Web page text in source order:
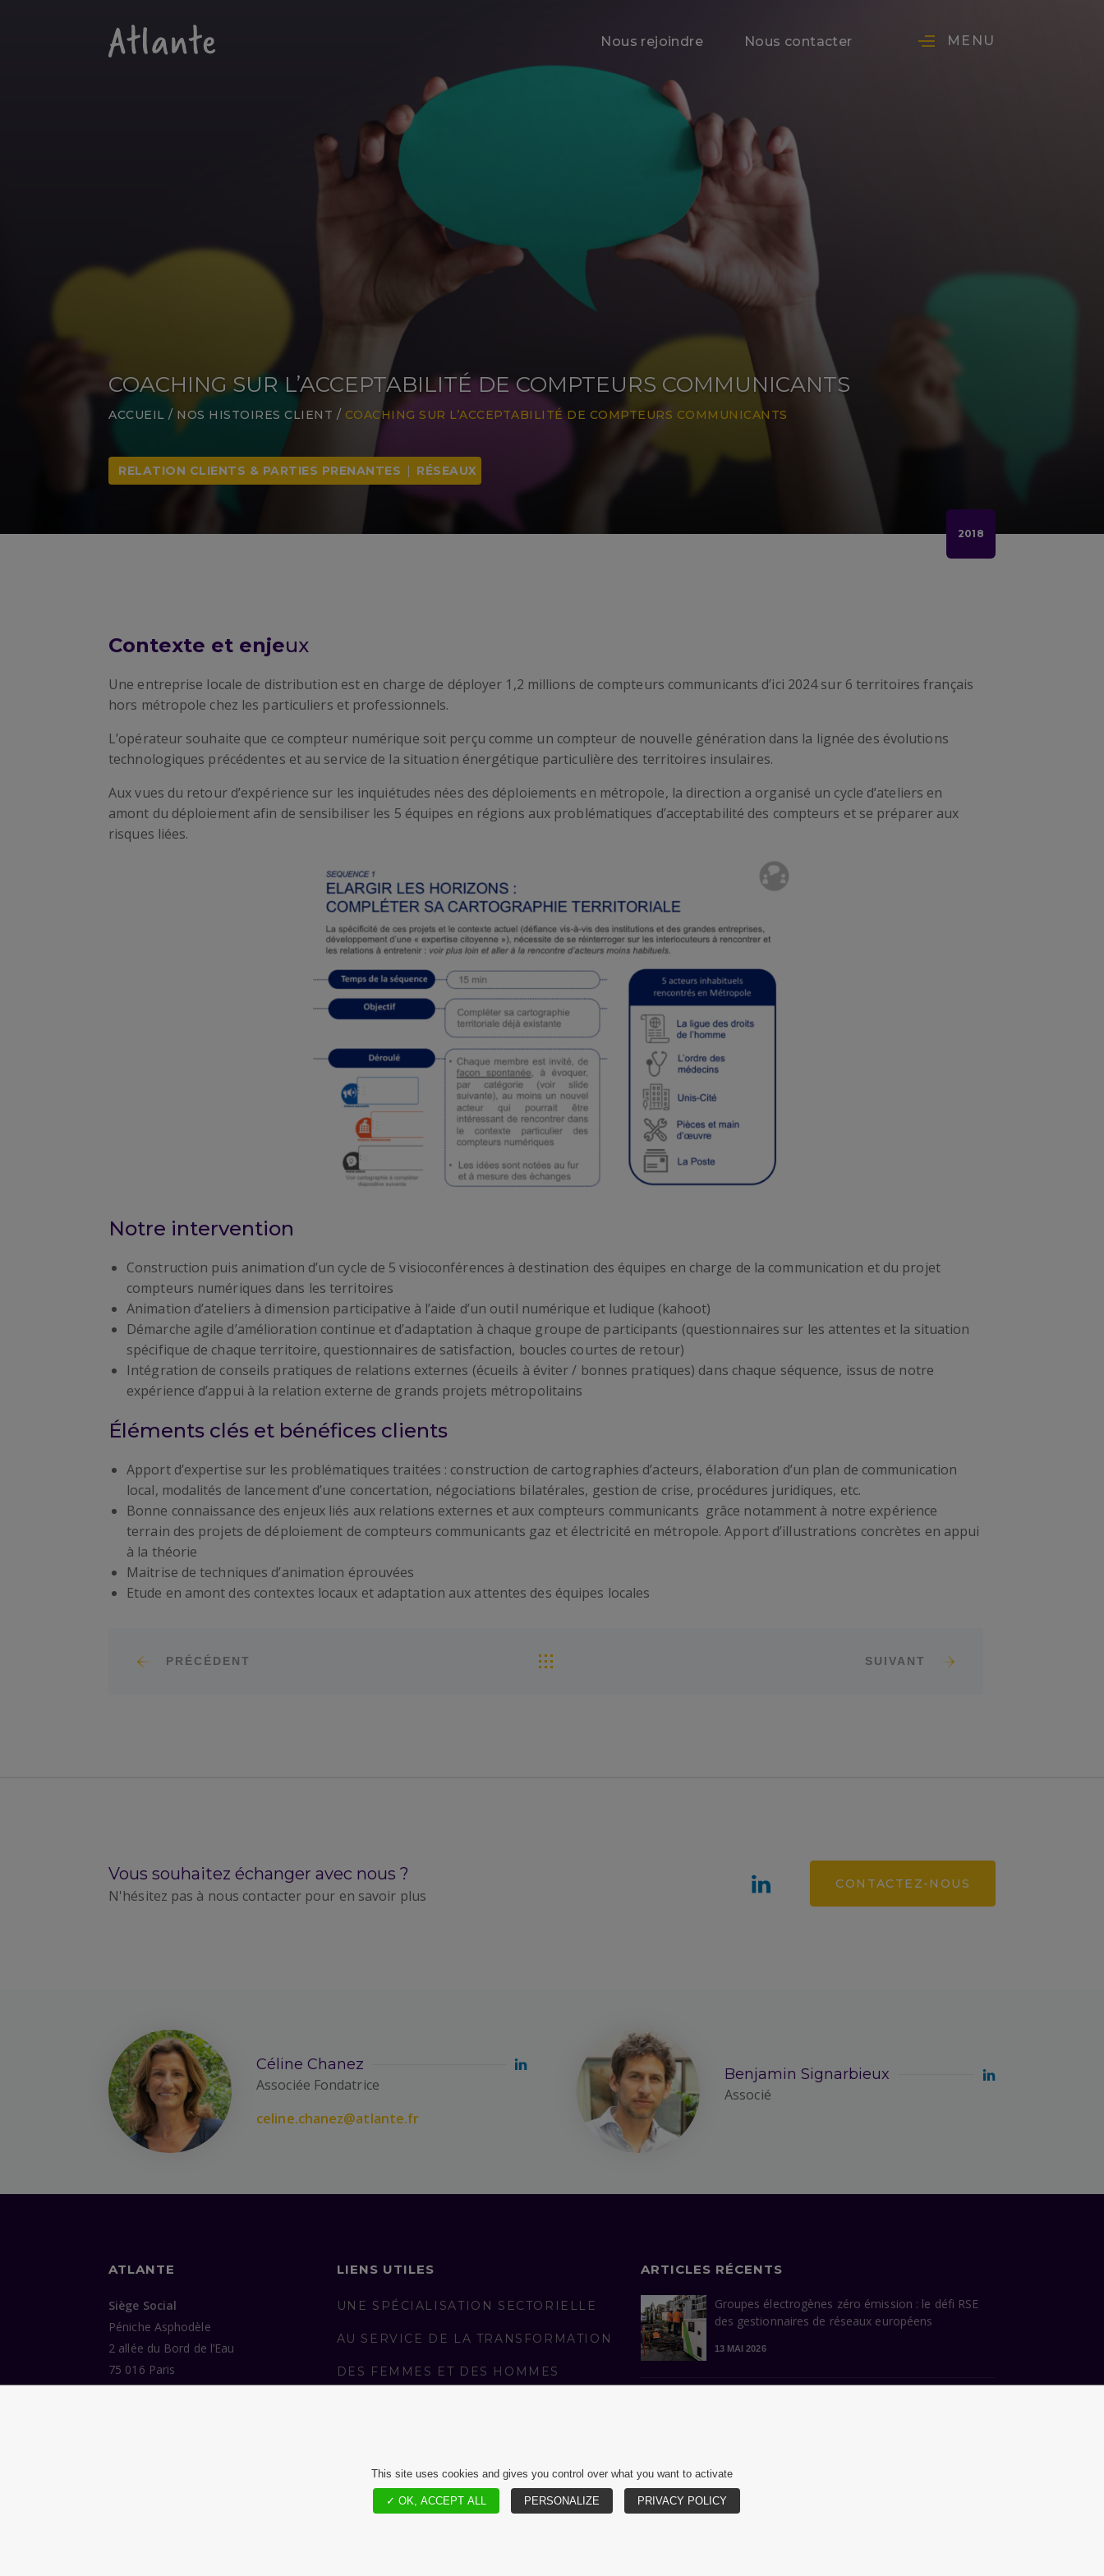
Nous rejoindre Nous contacter MENU
COACHING SUR L’ACCEPTABILITÉ DE COMPTEURS COMMUNICANTS
ACCUEIL / NOS HISTOIRES CLIENT / COACHING SUR L’ACCEPTABILITÉ DE COMPTEURS COMMUNICANTS
RELATION CLIENTS & PARTIES PRENANTES | RÉSEAUX
2018
Contexte et enjeux
Une entreprise locale de distribution est en charge de déployer 1,2 millions de compteurs communicants d’ici 2024 sur 6 territoires français
hors métropole chez les particuliers et professionnels.
L’opérateur souhaite que ce compteur numérique soit perçu comme un compteur de nouvelle génération dans la lignée des évolutions
technologiques précédentes et au service de la situation énergétique particulière des territoires insulaires.
Aux vues du retour d’expérience sur les inquiétudes nées des déploiements en métropole, la direction a organisé un cycle d’ateliers en
amont du déploiement afin de sensibiliser les 5 équipes en régions aux problématiques d’acceptabilité des compteurs et se préparer aux
risques liées.
Notre intervention
Construction puis animation d’un cycle de 5 visioconférences à destination des équipes en charge de la communication et du projet
compteurs numériques dans les territoires
Animation d’ateliers à dimension participative à l’aide d’un outil numérique et ludique (kahoot)
Démarche agile d’amélioration continue et d’adaptation à chaque groupe de participants (questionnaires sur les attentes et la situation
spécifique de chaque territoire, questionnaires de satisfaction, boucles courtes de retour)
Intégration de conseils pratiques de relations externes (écueils à éviter / bonnes pratiques) dans chaque séquence, issus de notre
expérience d’appui à la relation externe de grands projets métropolitains
Éléments clés et bénéfices clients
Apport d’expertise sur les problématiques traitées : construction de cartographies d’acteurs, élaboration d’un plan de communication
local, modalités de lancement d’une concertation, négociations bilatérales, gestion de crise, procédures juridiques, etc.
Bonne connaissance des enjeux liés aux relations externes et aux compteurs communicants grâce notamment à notre expérience
terrain des projets de déploiement de compteurs communicants gaz et électricité en métropole. Apport d’illustrations concrètes en appui
à la théorie
Maitrise de techniques d’animation éprouvées
Etude en amont des contextes locaux et adaptation aux attentes des équipes locales
PRÉCÉDENT SUIVANT
Vous souhaitez échanger avec nous ?
N'hésitez pas à nous contacter pour en savoir plus
CONTACTEZ-NOUS
Céline Chanez
Associée Fondatrice
celine.chanez@atlante.fr
Benjamin Signarbieux
Associé
ATLANTE
Siège Social
Péniche Asphodèle
2 allée du Bord de l’Eau
75 016 Paris
LIENS UTILES
UNE SPÉCIALISATION SECTORIELLE
AU SERVICE DE LA TRANSFORMATION
DES FEMMES ET DES HOMMES
ARTICLES RÉCENTS
Groupes électrogènes zéro émission : le défi RSE
des gestionnaires de réseaux européens
13 MAI 2026
This site uses cookies and gives you control over what you want to activate
✓ OK, ACCEPT ALL PERSONALIZE PRIVACY POLICY